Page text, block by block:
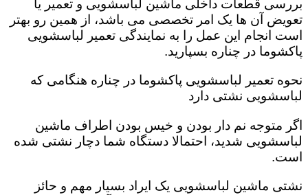
بررسی قطعات داخلی ماشین لباسشویی و تعمیر یا
تعویض آن ها یک امر تخصصی می باشد، از همین رو بهتر
است انجام این عمل را به نمایندگی تعمیر لباسشویی
پاکشوما در چناره بسپارید.
نحوه تعمیر لباسشویی پاکشوما در چناره هنگامی که
لباسشویی نشتی دارد
اگر متوجه نم دار بودن و خیس بودن اطراف ماشین
لباسشویی شدید، احتمالا دستگاه شما دچار نشتی شده
است‌.
نشتی ماشین لباسشویی یک ایراد بسیار مهم و حائز